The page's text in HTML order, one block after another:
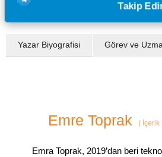
Takip
Yazar Biyografisi Görev ve
Emre Toprak (İçerik
Emra Toprak, 2019’dan beri